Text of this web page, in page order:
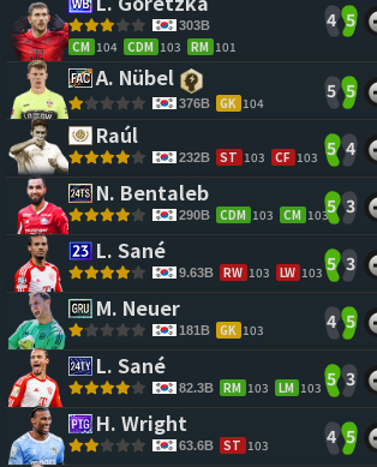
303B
CM 104 CDM 103 RM 101
4 5
A. Nübel
376B GK 104
5 5
Raúl
232B ST 103 CF 103 5 4
N. Bentaleb
290B CDM 103 CM 1035 3
L. Sané
9.63B RW 103 LW 103 5 3
M. Neuer
181B GK 103 4 5
L. Sané
82.3B RM 103 LM 103 5 3
H. Wright
63.6B ST 103 4 5